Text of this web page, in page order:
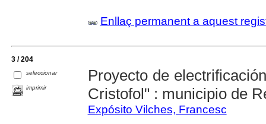
Enllaç permanent a aquest
3 / 204
seleccionar
imprimir
Proyecto de
Cristofol" : municipio de
Expósito Vilches, Francesc